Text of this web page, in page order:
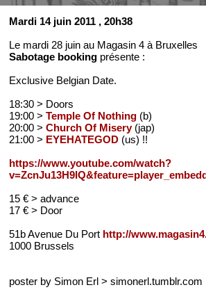
Mardi 14 juin 2011 , 20h38
Le mardi 28 juin au Magasin 4 à Bruxelles
Sabotage booking présente :
Exclusive Belgian Date.
18:30 > Doors
19:00 >Temple Of Nothing (b)
20:00 >Church Of Misery(jap)
21:00 > EYEHATEGOD (us) !!
https://www.youtube.com/watch?
15 € > advance
17 € > Door
51b Avenue Du Port http://
1000 Brussels
poster by Simon Erl > simonerl.tumblr.com